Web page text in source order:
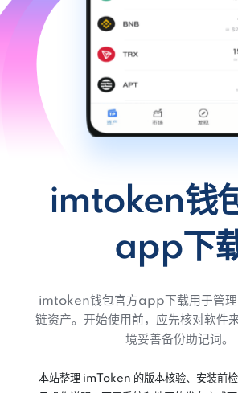
imtoken钱
app下
imtoken钱包官方app下载用于管理
链资产。开始使用前，应先核对软件
境妥善备份助记词。
本站整理 imToken 的版本核验、安装前